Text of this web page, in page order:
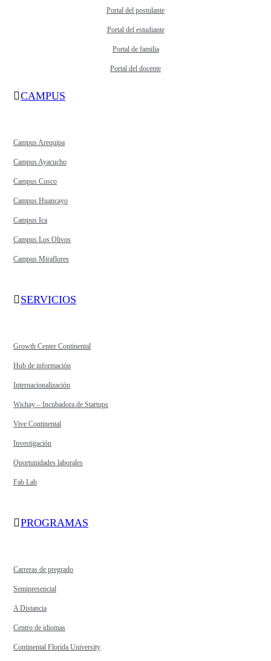
Portal del postulante
Portal del estudiante
Portal de familia
Portal del docente
CAMPUS
Campus Arequipa
Campus Ayacucho
Campus Cusco
Campus Huancayo
Campus Ica
Campus Los Olivos
Campus Miraflores
SERVICIOS
Growth Center Continental
Hub de información
Internacionalización
Wichay – Incubadora de Startups
Vive Continental
Investigación
Oportunidades laborales
Fab Lab
PROGRAMAS
Carreras de pregrado
Semipresencial
A Distancia
Centro de idiomas
Continental Florida University